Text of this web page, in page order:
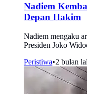
Nadiem
Depan Hakim
Nadiem mengaku
Presiden Joko
Peristiwa•2 bulan